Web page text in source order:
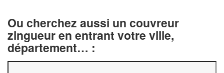
Ou cherchez aussi un couvreur
zingueur en entrant votre ville,
département… :